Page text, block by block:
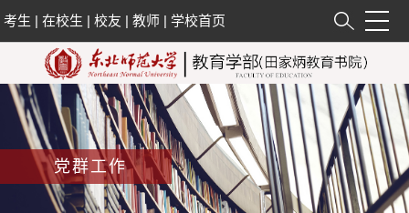
考生 |在校生 |校友 |教师 | 学校首页
党群工作